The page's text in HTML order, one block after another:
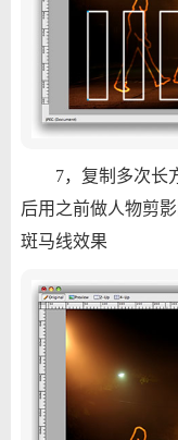
7，复制多次长方
后用之前做人物剪
斑马线效果